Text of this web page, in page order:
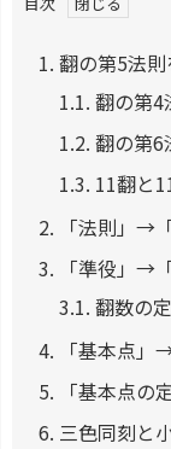
1. 翻の第5法
1.1. 翻の第4
1.2. 翻の第6
1.3. 11翻と
2. 「法則」→
3. 「準役」→
3.1. 翻数の
4. 「基本点
5. 「基本点の
6. 三色同刻と